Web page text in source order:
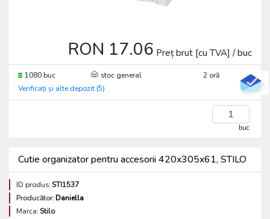
RON 17.06 Preț brut [cu TVA] / buc
1080 buc stoc general
2 oră
Verificați și alte depozit (5)
buc
Cutie organizator pentru accesorii 420x305x61, STILO
ID produs:STI1537
Producător:Daniella
Marca:Stilo